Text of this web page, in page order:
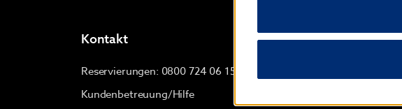
Kontakt
Reservierungen: 0800 724 06 15
Kundenbetreuung/Hilfe
Wyndham Business